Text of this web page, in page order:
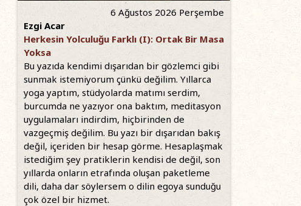
6 Ağustos 2026 Perşembe
Ezgi Acar
Herkesin Yolculuğu Farklı (I): Ortak Bir Masa
Yoksa
Bu yazıda kendimi dışarıdan bir gözlemci gibi
sunmak istemiyorum çünkü değilim. Yıllarca
yoga yaptım, stüdyolarda matımı serdim,
burcumda ne yazıyor ona baktım, meditasyon
uygulamaları indirdim, hiçbirinden de
vazgeçmiş değilim. Bu yazı bir dışarıdan bakış
değil, içeriden bir hesap görme. Hesaplaşmak
istediğim şey pratiklerin kendisi de değil, son
yıllarda onların etrafında oluşan paketleme
dili, daha dar söylersem o dilin egoya sunduğu
çok özel bir hizmet.